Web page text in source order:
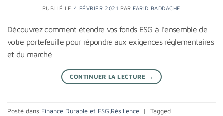
PUBLIÉ LE 4 FÉVRIER 2021 PAR FARID BADDACHE
Découvrez comment étendre vos fonds ESG à l’ensemble de
votre portefeuille pour répondre aux exigences réglementaires
et du marché
CONTINUER LA LECTURE →
Posté dans Finance Durable et ESG Résilience |
Tagged